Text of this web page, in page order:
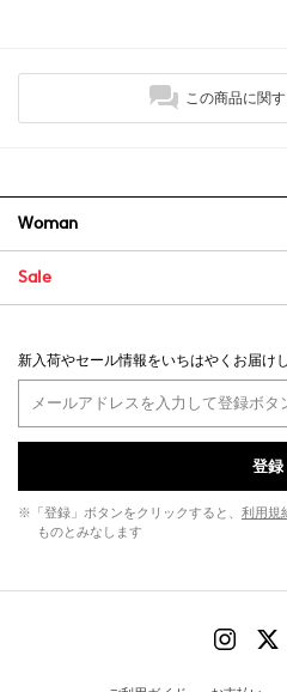
この商品に関
Woman
Sale
新入荷やセール情報をいちはやくお届けし
登録
※「登録」ボタンをクリックすると、 利用規
ものとみなします